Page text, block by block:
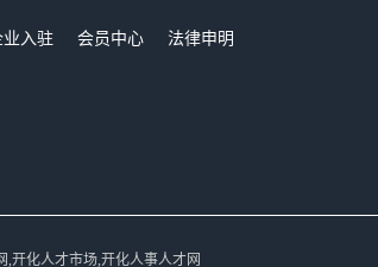
业入驻 会员中心
法律申明
,开化人才市场,开化人事人才网